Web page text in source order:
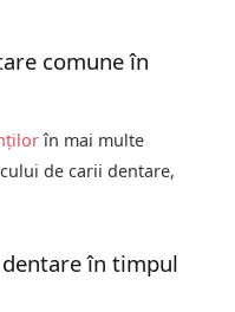
comune în
în mai multe
de carii dentare,
în timpul